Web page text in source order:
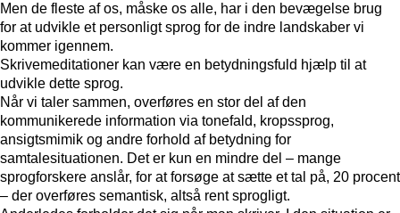
Men de fleste af os, måske os alle, har i den bevægelse brug
for at udvikle et personligt sprog for de indre landskaber vi
kommer igennem.
Skrivemeditationer kan være en betydningsfuld hjælp til at
udvikle dette sprog.
Når vi taler sammen, overføres en stor del af den
kommunikerede information via tonefald, kropssprog,
ansigtsmimik og andre forhold af betydning for
samtalesituationen. Det er kun en mindre del – mange
sprogforskere anslår, for at forsøge at sætte et tal på, 20 procent
– der overføres semantisk, altså rent sprogligt.